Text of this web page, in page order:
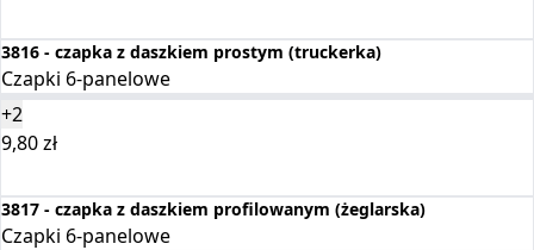
3816 - czapka z daszkiem prostym (truckerka)
Czapki 6-panelowe
+2
9,80zł
3817 - czapka z daszkiem profilowanym (żeglarska)
Czapki 6-panelowe